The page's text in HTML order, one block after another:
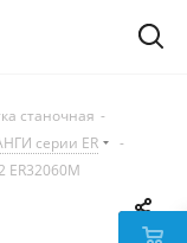
станочная -
серии ER
-
ER32060M